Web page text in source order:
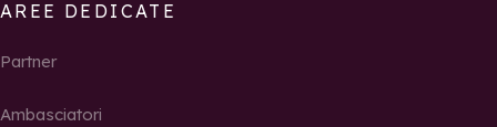
AREE DEDICATE
Partner
Ambasciatori